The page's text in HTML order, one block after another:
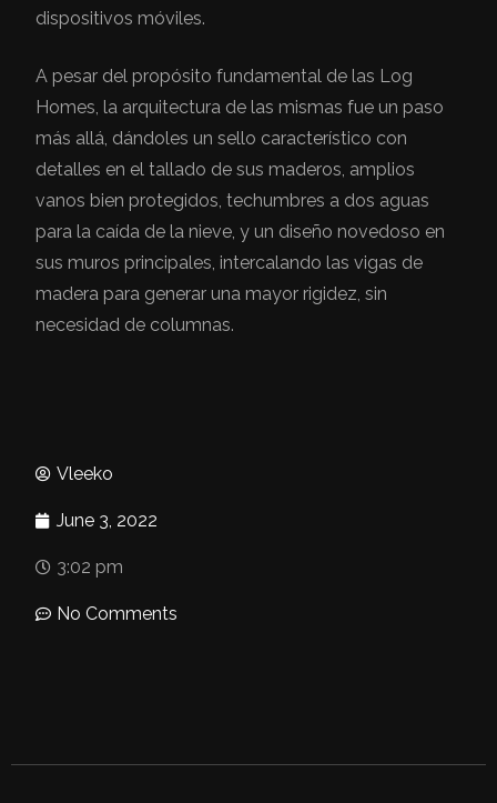
dispositivos móviles.
A pesar del propósito fundamental de las Log
Homes, la arquitectura de las mismas fue un paso
más allá, dándoles un sello característico con
detalles en el tallado de sus maderos, amplios
vanos bien protegidos, techumbres a dos aguas
para la caída de la nieve, y un diseño novedoso en
sus muros principales, intercalando las vigas de
madera para generar una mayor rigidez, sin
necesidad de columnas.
Vleeko
June 3, 2022
3:02 pm
No Comments